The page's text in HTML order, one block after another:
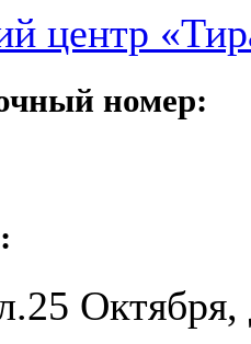
центр
номер:
Октября,